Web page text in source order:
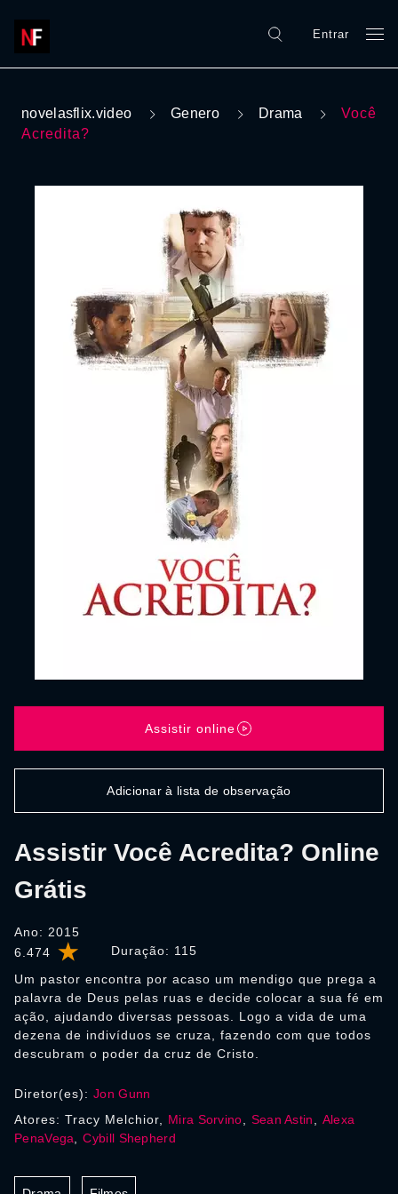
Entrar
novelasflix.video Genero Drama
Você
Acredita?
6.474 Duração: 115
Assistir Você Acredita? Online
Grátis
Ano: 2015
Um pastor encontra por acaso um mendigo que prega a
palavra de Deus pelas ruas e decide colocar a sua fé em
ação, ajudando diversas pessoas. Logo a vida de uma
dezena de indivíduos se cruza, fazendo com que todos
descubram o poder da cruz de Cristo.
Assistir online
Adicionar à lista de observação
Diretor(es): Jon Gunn
Atores: Tracy Melchior, Mira Sorvino Sean Astin
Alexa
PenaVega ,Cybill Shepherd